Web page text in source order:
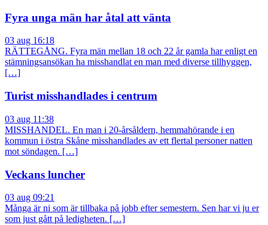
Fyra unga män har åtal att vänta
03 aug 16:18
RÄTTEGÅNG. Fyra män mellan 18 och 22 år gamla har enligt en
stämningsansökan ha misshandlat en man med diverse tillhyggen,
[…]
Turist misshandlades i centrum
03 aug 11:38
MISSHANDEL. En man i 20-årsåldern, hemmahörande i en
kommun i östra Skåne misshandlades av ett flertal personer natten
mot söndagen. […]
Veckans luncher
03 aug 09:21
Många är ni som är tillbaka på jobb efter semestern. Sen har vi ju er
som just gått på ledigheten. […]